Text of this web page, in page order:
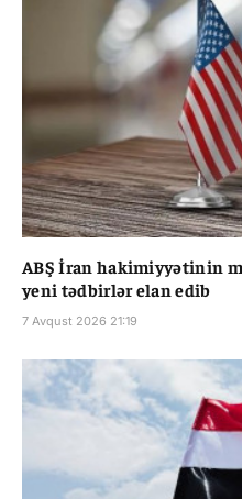
ABŞ İran hakimiyyətinin
yeni tədbirlər elan edib
7 Avqust 2026 21:19